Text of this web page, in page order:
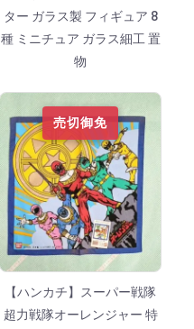
ター ガラス製 フィギュア 8
種 ミニチュア ガラス細工 置
物
売切御免
【ハンカチ】スーパー戦隊
超力戦隊オーレンジャー 特